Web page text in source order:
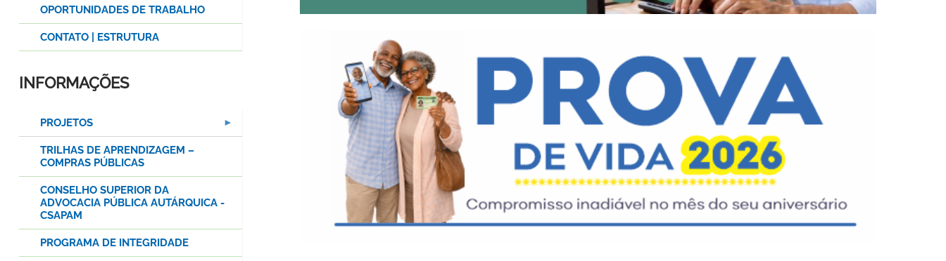
OPORTUNIDADES DE TRABALHO
CONTATO | ESTRUTURA
INFORMAÇÕES
PROJETOS
TRILHAS DE APRENDIZAGEM –
COMPRAS PÚBLICAS
CONSELHO SUPERIOR DA
ADVOCACIA PÚBLICA AUTÁRQUICA -
CSAPAM
PROGRAMA DE INTEGRIDADE